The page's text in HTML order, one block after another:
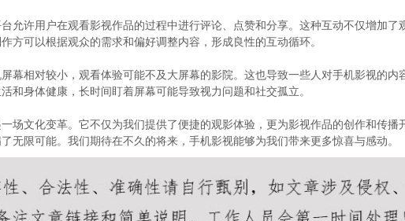
允许用户在观看影视作品的过程中进行评论、点赞和分享。这种互动不仅增加
方可以根据观众的需求和偏好调整内容，形成良性的互动循环。
幕相对较小，观看体验可能不及大屏幕的影院。这也导致一些人对手机影视的
和身体健康，长时间盯着屏幕可能导致视力问题和社交孤立。
场文化变革。它不仅为我们提供了便捷的观影体验，更为影视作品的创作和传
无限可能。我们期待在不久的将来，手机影视能够为我们带来更多惊喜与感动。